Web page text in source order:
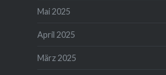
Mai 2025
April 2025
März 2025